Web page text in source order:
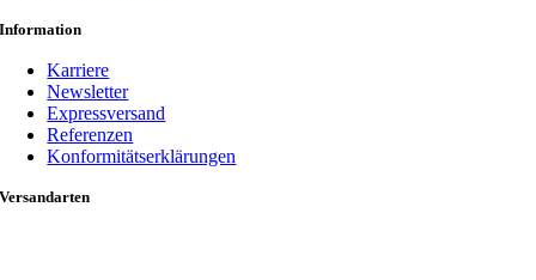
Information
Karriere
Newsletter
Expressversand
Referenzen
Konformitätserklärungen
Versandarten